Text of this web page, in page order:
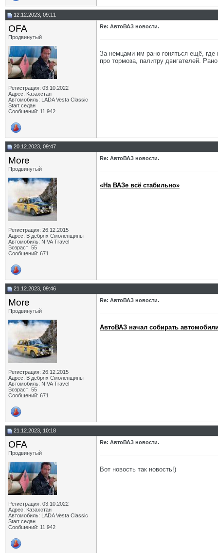
12.12.2023, 09:11
OFA
Продвинутый
Регистрация: 03.10.2022
Адрес: Казахстан
Автомобиль: LADA Vesta Classic
Start седан
Сообщений: 11,942
Re: АвтоВАЗ новости.
За немцами им рано гоняться ещё,
про тормоза, палитру двигателей.
20.12.2023, 09:47
More
Продвинутый
Регистрация: 26.12.2015
Адрес: В дебрях Смоленщины
Автомобиль: NIVA Travel
Возраст: 55
Сообщений: 671
Re: АвтоВАЗ новости.
«На ВАЗе всё стабильно»
21.12.2023, 09:46
More
Продвинутый
Регистрация: 26.12.2015
Адрес: В дебрях Смоленщины
Автомобиль: NIVA Travel
Возраст: 55
Сообщений: 671
Re: АвтоВАЗ новости.
АвтоВАЗ начал собирать
21.12.2023, 10:18
OFA
Продвинутый
Регистрация: 03.10.2022
Адрес: Казахстан
Автомобиль: LADA Vesta Classic
Start седан
Сообщений: 11,942
Re: АвтоВАЗ новости.
Вот новость так новость!)